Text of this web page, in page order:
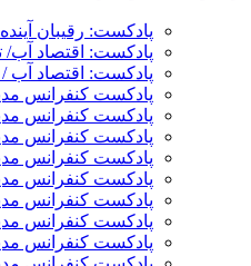
پادکست: رقیبان
پادکست: اقتصاد آب/
پادکست: اقتصاد آب /
پادکست کنفرانس
پادکست کنفرانس
پادکست کنفرانس
پادکست کنفرانس
پادکست کنفرانس
پادکست کنفرانس
پادکست کنفرانس
پادکست کنفرانس